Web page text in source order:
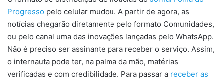
Progresso pelo celular mudou. A partir de agora, as
notícias chegarão diretamente pelo formato Comunidades,
ou pelo canal uma das inovações lançadas pelo WhatsApp.
Não é preciso ser assinante para receber o serviço. Assim,
o internauta pode ter, na palma da mão, matérias
verificadas e com credibilidade. Para passar a receber as